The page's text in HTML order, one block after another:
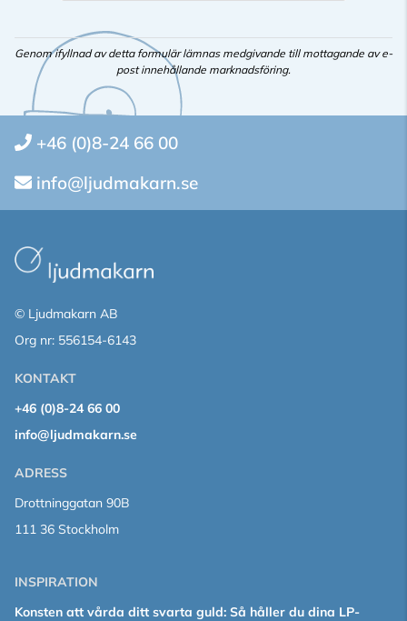
Genom ifyllnad av detta formulär lämnas medgivande till mottagande av e-
post innehållande marknadsföring.
+46 (0)8-24 66 00
info@ljudmakarn.se
© Ljudmakarn AB
Org nr: 556154-6143
KONTAKT
+46 (0)8-24 66 00
info@ljudmakarn.se
ADRESS
Drottninggatan 90B
111 36 Stockholm
INSPIRATION
Konsten att vårda ditt svarta guld: Så håller du dina LP-